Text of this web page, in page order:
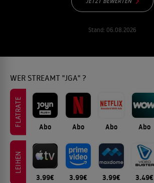
Stand: 06.08.2026
WER STREAMT "JGA" ?
FLATRATE Abo Abo Abo Abo
LEIHEN
3.99€ 3.99€ 3.99€ 3.49€